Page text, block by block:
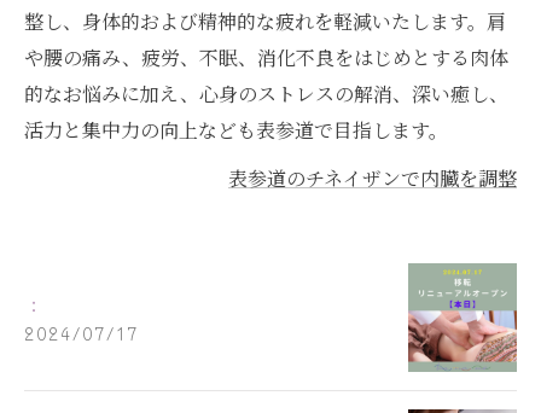
整し、身体的および精神的な疲れを軽減いたします。肩
や腰の痛み、疲労、不眠、消化不良をはじめとする肉体
的なお悩みに加え、心身のストレスの解消、深い癒し、
活力と集中力の向上なども表参道で目指します。
表参道のチネイザンで内臓を調整
：
2024/07/17